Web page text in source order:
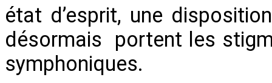
état d’esprit, une
désormais portent les
symphoniques.